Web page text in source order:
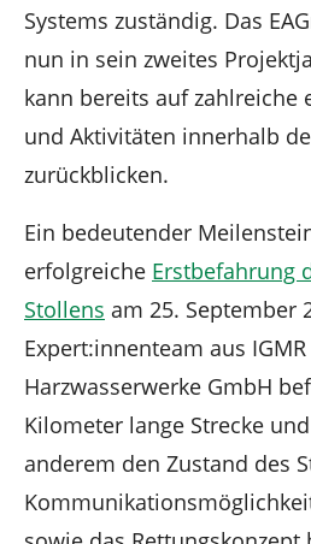
Systems zuständig. Das
nun in sein zweites
kann bereits auf zahlreiche
und Aktivitäten innerhalb
zurückblicken.
Ein bedeutender
erfolgreiche Erstbefahrung
Stollens am 25. September
Expert:innenteam aus
Harzwasserwerke GmbH
Kilometer lange Strecke
anderem den Zustand des